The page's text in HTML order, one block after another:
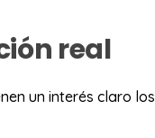
real
un interés claro los